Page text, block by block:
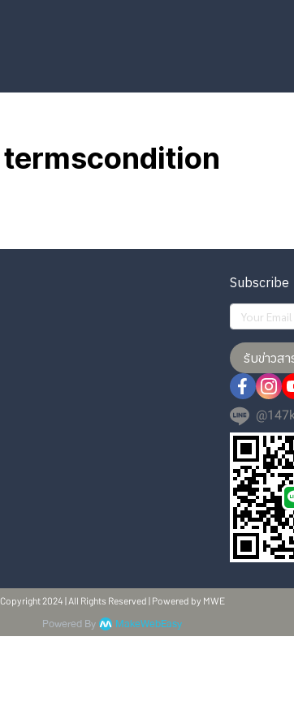
termscondition
Subscribe
รับข่าวสา
Copyright 2024 | All Rights Reserved | Powered by MWE
Powered By MakeWebEasy